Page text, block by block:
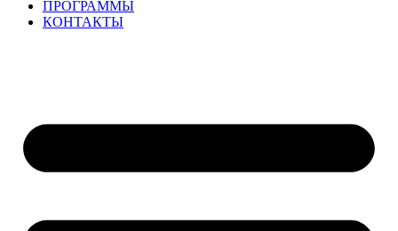
ПРОГРАММЫ
КОНТАКТЫ